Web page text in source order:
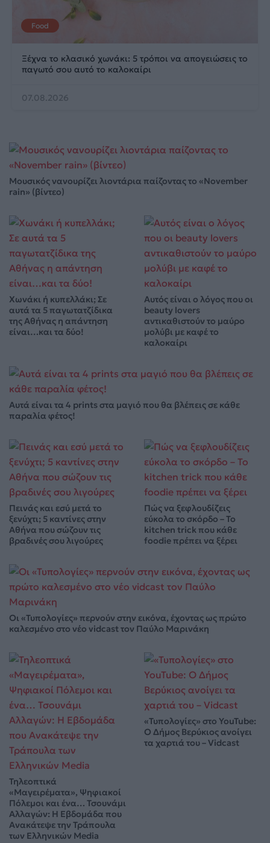
Food
Ξέχνα το κλασικό χωνάκι: 5 τρόποι να απογειώσεις το
παγωτό σου αυτό το καλοκαίρι
07.08.2026
Μουσικός νανουρίζει λιοντάρια παίζοντας το «November
rain» (βίντεο)
Χωνάκι ή κυπελλάκι; Σε
αυτά τα 5 παγωτατζίδικα
της Αθήνας η απάντηση
είναι…και τα δύο!
Αυτός είναι ο λόγος που οι
beauty lovers
αντικαθιστούν το μαύρο
μολύβι με καφέ το
καλοκαίρι
Αυτά είναι τα 4 prints στα μαγιό που θα βλέπεις σε κάθε
παραλία φέτος!
Πεινάς και εσύ μετά το
ξενύχτι; 5 καντίνες στην
Αθήνα που σώζουν τις
βραδινές σου λιγούρες
Πώς να ξεφλουδίζεις
εύκολα το σκόρδο – Το
kitchen trick που κάθε
foodie πρέπει να ξέρει
Οι «Τυπολογίες» περνούν στην εικόνα, έχοντας ως πρώτο
καλεσμένο στο νέο vidcast τον Παύλο Μαρινάκη
Τηλεοπτικά
«Μαγειρέματα», Ψηφιακοί
Πόλεμοι και ένα… Τσουνάμι
Αλλαγών: Η Εβδομάδα που
Ανακάτεψε την Τράπουλα
των Ελληνικών Media
«Τυπολογίες» στο YouTube:
Ο Δήμος Βερύκιος ανοίγει
τα χαρτιά του – Vidcast